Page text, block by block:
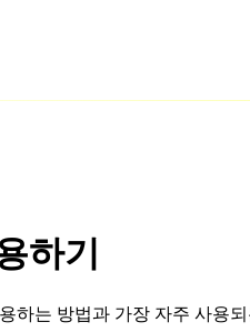
하기
하는 방법과 가장 자주 사용